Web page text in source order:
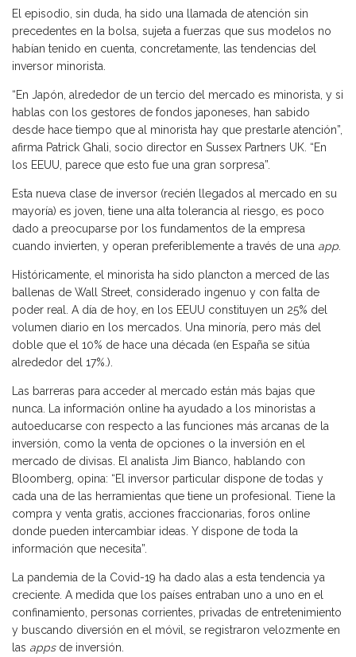
El episodio, sin duda, ha sido una llamada de atención sin
precedentes en la bolsa, sujeta a fuerzas que sus modelos no
habían tenido en cuenta, concretamente, las tendencias del
inversor minorista.
“En Japón, alrededor de un tercio del mercado es minorista, y si
hablas con los gestores de fondos japoneses, han sabido
desde hace tiempo que al minorista hay que prestarle atención”,
afirma Patrick Ghali, socio director en Sussex Partners UK. “En
los EEUU, parece que esto fue una gran sorpresa”.
Esta nueva clase de inversor (recién llegados al mercado en su
mayoría) es joven, tiene una alta tolerancia al riesgo, es poco
dado a preocuparse por los fundamentos de la empresa
cuando invierten, y operan preferiblemente a través de una app
Históricamente, el minorista ha sido plancton a merced de las
ballenas de Wall Street, considerado ingenuo y con falta de
poder real. A día de hoy, en los EEUU constituyen un 25% del
volumen diario en los mercados. Una minoría, pero más del
doble que el 10% de hace una década (en España se sitúa
alrededor del 17%.).
Las barreras para acceder al mercado están más bajas que
nunca. La información online ha ayudado a los minoristas a
autoeducarse con respecto a las funciones más arcanas de la
inversión, como la venta de opciones o la inversión en el
mercado de divisas. El analista Jim Bianco, hablando con
Bloomberg, opina: “El inversor particular dispone de todas y
cada una de las herramientas que tiene un profesional. Tiene la
compra y venta gratis, acciones fraccionarias, foros online
donde pueden intercambiar ideas. Y dispone de toda la
información que necesita”.
La pandemia de la Covid-19 ha dado alas a esta tendencia ya
creciente. A medida que los países entraban uno a uno en el
confinamiento, personas corrientes, privadas de entretenimiento
y buscando diversión en el móvil, se registraron velozmente en
las appsde inversión.